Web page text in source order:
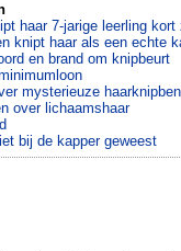
haar 7-jarige leerling
knipt haar als een echte
en brand om knipbeurt
mysterieuze
over lichaamshaar
bij de kapper geweest